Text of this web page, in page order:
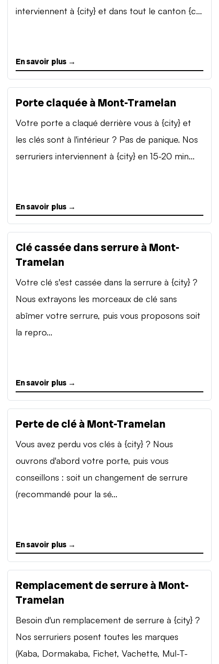
interviennent à {city} et dans tout le canton {c...
En savoir plus →
Porte claquée à Mont-Tramelan
Votre porte a claqué derrière vous à {city} et
les clés sont à l'intérieur ? Pas de panique. Nos
serruriers interviennent à {city} en 15-20 min...
En savoir plus →
Clé cassée dans serrure à Mont-
Tramelan
Votre clé s'est cassée dans la serrure à {city} ?
Nous extrayons les morceaux de clé sans
abîmer votre serrure, puis vous proposons soit
la repro...
En savoir plus →
Perte de clé à Mont-Tramelan
Vous avez perdu vos clés à {city} ? Nous
ouvrons d'abord votre porte, puis vous
conseillons : soit un changement de serrure
(recommandé pour la sé...
En savoir plus →
Remplacement de serrure à Mont-
Tramelan
Besoin d'un remplacement de serrure à {city} ?
Nos serruriers posent toutes les marques
(Kaba, Dormakaba, Fichet, Vachette, Mul-T-